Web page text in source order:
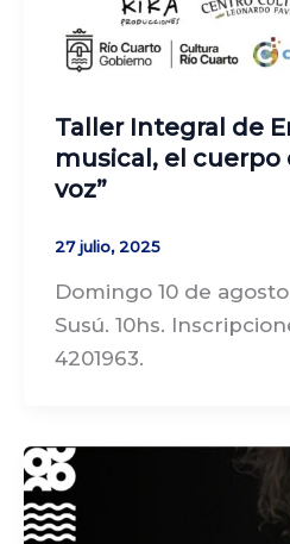
Taller Integral de
musical, el cuerpo
voz”
27 julio, 2025
Domingo 10 de
Susú. 10hs.
4201963.